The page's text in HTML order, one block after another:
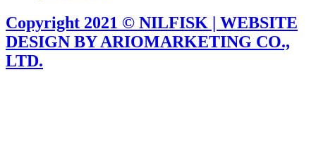
Copyright 2021 © NILFISK | WEBSITE
DESIGN BY ARIOMARKETING CO.,
LTD.